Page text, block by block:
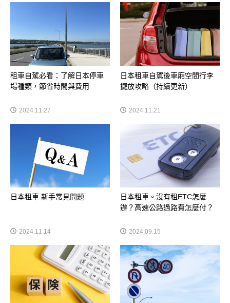
租車自駕必看：了解日本停車
場種類，節省時間與費用
2024.11.27
日本租車自駕後車廂空間行李
擺放攻略（持續更新）
2024.11.21
日本租車 新手常見問題
2024.11.14
日本租車。沒有租ETC怎麼
辦？高速公路過路費怎麼付？
2024.09.15